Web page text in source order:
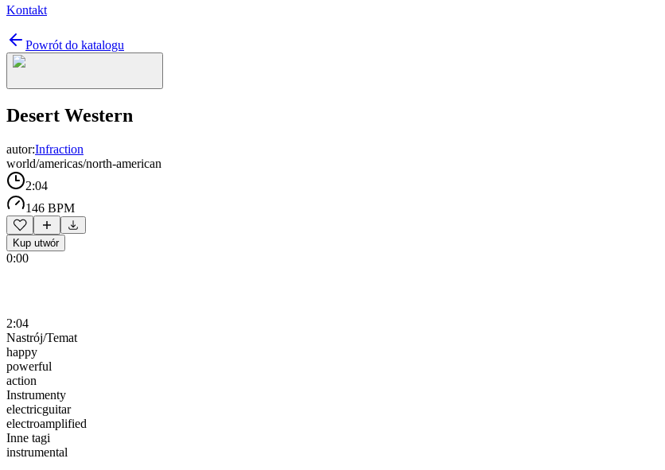
Kontakt
Powrót do katalogu
Desert Western
autor:Infraction
world/americas/north-american
2:04
146 BPM
Kup utwór
0:00
2:04
Nastrój/Temat
happy
powerful
action
Instrumenty
electricguitar
electroamplified
Inne tagi
instrumental